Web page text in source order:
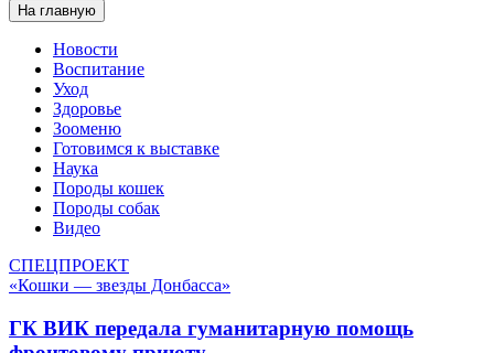
На главную
Новости
Воспитание
Уход
Здоровье
Зооменю
Готовимся к выставке
Наука
Породы кошек
Породы собак
Видео
СПЕЦПРОЕКТ
«Кошки — звезды Донбасса»
ГК ВИК передала гуманитарную помощь